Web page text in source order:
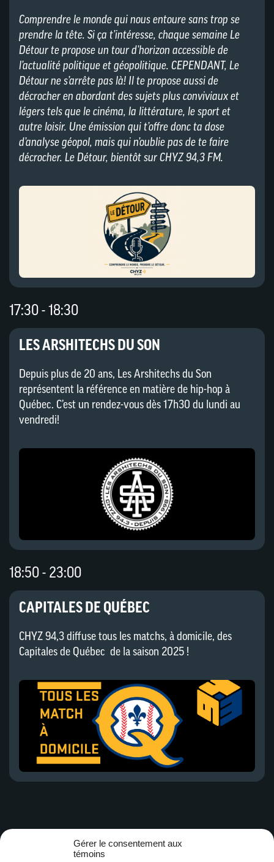
Gérer le consentement aux
témoins
Comprendre le monde qui nous entoure sans trop se
prendre la tête. Si ça t’intéresse, chaque semaine Le
Détour te propose un tour d’horizon accessible de
l’actualité politique et géopolitique. CEPENDANT, Le
Détour ne s’arrête pas là! Il te propose aussi de
décrocher en abordant des sujets plus conviviaux et
légers tels que le cinéma, la littérature, le sport et
autre loisir. Une émission qui t’offre donc ta dose
d’analyse géopol, mais qui n’oublie pas de te faire
décrocher. Le Détour, bientôt sur CHYZ 94,3 FM.
17:30 - 18:30
LES ARSHITECHS DU SON
Depuis plus de 20 ans, Les Arshitechs du Son
représentent la référence en matière de hip-hop à
Québec. C’est un rendez-vous dès 17h30 du lundi au
vendredi!
18:50 - 23:00
CAPITALES DE QUÉBEC
CHYZ 94,3 diffuse tous les matchs, à domicile, des
Capitales de Québec de la saison 2025 !